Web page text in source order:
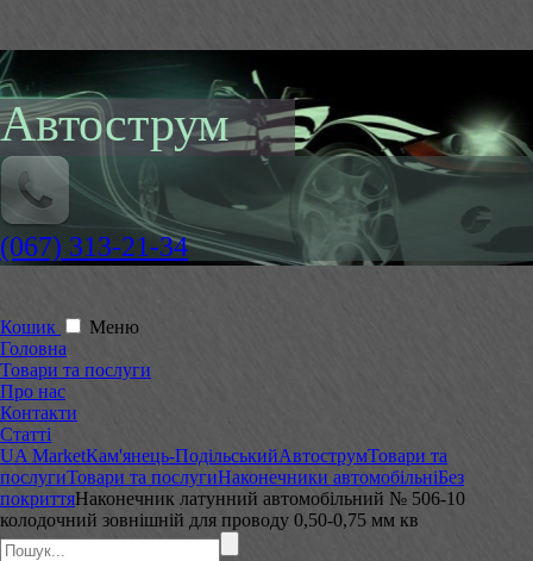
Автострум
(067) 313-21-34
Кошик
Меню
Головна
Товари та послуги
Про нас
Контакти
Статті
UA MarketКам'янець-ПодільськийАвтострумТовари та
послугиТовари та послугиНаконечники автомобільніБез
покриттяНаконечник латунний автомобільний № 506-10
колодочний зовнішній для проводу 0,50-0,75 мм кв